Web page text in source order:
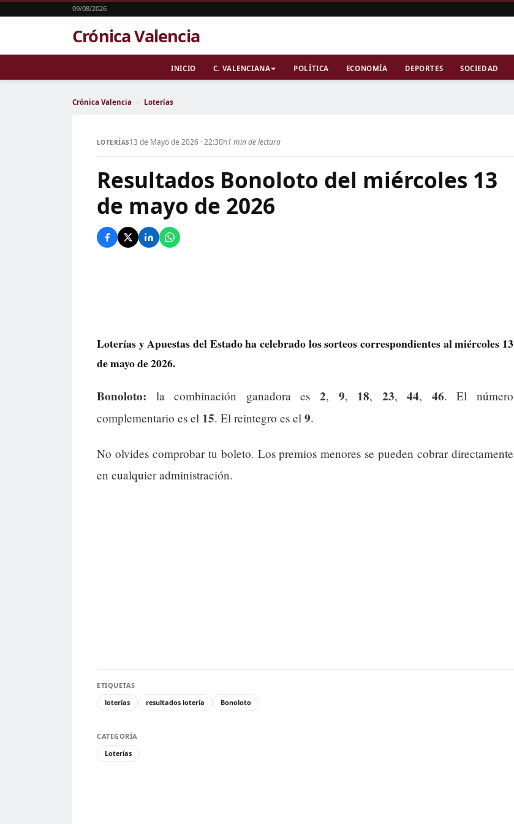
09/08/2026
Crónica Valencia
INICIO C. VALENCIANA POLÍTICA ECONOMÍA DEPORTES SOCIEDAD
Crónica Valencia › Loterías
LOTERÍAS13 de Mayo de 2026 · 22:30h1 min de lectura
Resultados Bonoloto del miércoles 13
de mayo de 2026
Loterías y Apuestas del Estado ha celebrado los sorteos correspondientes al miércoles 13
de mayo de 2026.
Bonoloto: la combinación ganadora es 2, 9, 18, 23,44, 46. El número
complementario es el 15. El reintegro es el 9.
No olvides comprobar tu boleto. Los premios menores se pueden cobrar directamente
en cualquier administración.
ETIQUETAS
loterías
resultados lotería Bonoloto
CATEGORÍA
Loterías